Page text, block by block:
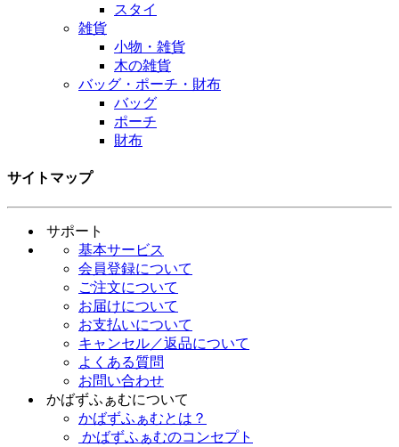
スタイ
雑貨
小物・雑貨
木の雑貨
バッグ・ポーチ・財布
バッグ
ポーチ
財布
サイトマップ
サポート
基本サービス
会員登録について
ご注文について
お届けについて
お支払いについて
キャンセル／返品について
よくある質問
お問い合わせ
かばずふぁむについて
かばずふぁむとは？
かばずふぁむのコンセプト